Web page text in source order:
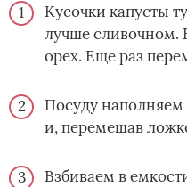
Кусочки капусты
лучше сливочном.
орех. Еще раз
Посуду
и, перемешав
Взбиваем в